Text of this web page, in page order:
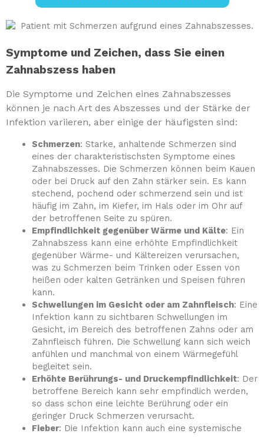
Symptome und Zeichen, dass Sie einen
Zahnabszess haben
Die Symptome und Zeichen eines Zahnabszesses
können je nach Art des Abszesses und der Stärke der
Infektion variieren, aber einige der häufigsten sind:
Schmerzen: Starke, anhaltende Schmerzen sind
eines der charakteristischsten Symptome eines
Zahnabszesses. Die Schmerzen können beim Kauen
oder bei Druck auf den Zahn stärker sein. Es kann
stechend, pochend oder schmerzend sein und ist
häufig im Zahn, im Kiefer, im Hals oder im Ohr auf
der betroffenen Seite zu spüren.
Empfindlichkeit gegenüber Wärme und Kälte: Ein
Zahnabszess kann eine erhöhte Empfindlichkeit
gegenüber Wärme- und Kältereizen verursachen,
was zu Schmerzen beim Trinken oder Essen von
heißen oder kalten Getränken und Speisen führen
kann.
Schwellungen im Gesicht oder am Zahnfleisch: Eine
Infektion kann zu sichtbaren Schwellungen im
Gesicht, im Bereich des betroffenen Zahns oder am
Zahnfleisch führen. Die Schwellung kann sich weich
anfühlen und manchmal von einem Wärmegefühl
begleitet sein.
Erhöhte Berührungs- und Druckempfindlichkeit: Der
betroffene Bereich kann sehr empfindlich werden,
so dass schon eine leichte Berührung oder ein
geringer Druck Schmerzen verursacht.
Fieber: Die Infektion kann auch eine systemische